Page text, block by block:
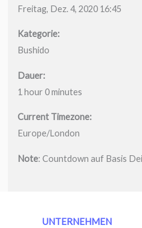
Freitag, Dez. 4, 2020 16:45
Kategorie:
Bushido
Dauer:
1 hour 0 minutes
Current Timezone:
Europe/London
Note: Countdown auf Basis
UNTERNEHMEN